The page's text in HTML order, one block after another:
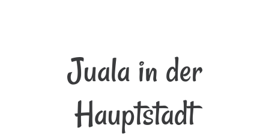
Juala in der
Hauptstadt